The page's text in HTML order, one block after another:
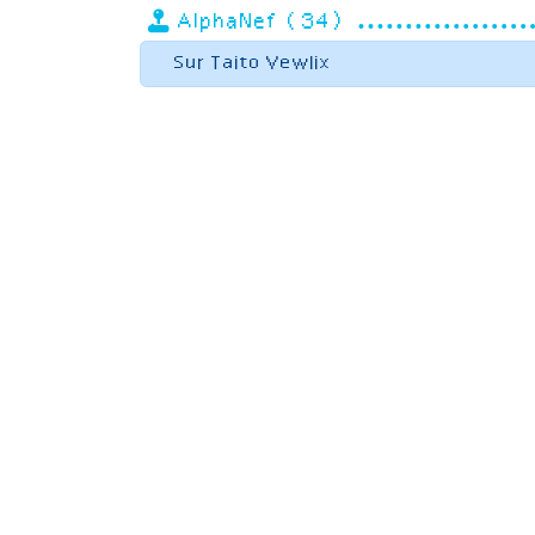
AlphaNef (34)
Sur Taito Vewlix